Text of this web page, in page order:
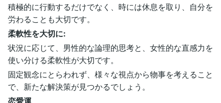
積極的に行動するだけでなく、時には休息を取り、自分を
労わることも大切です。
柔軟性を大切に:
状況に応じて、男性的な論理的思考と、女性的な直感力を
使い分ける柔軟性が大切です。
固定観念にとらわれず、様々な視点から物事を考えること
で、新たな解決策が見つかるでしょう。
恋愛運